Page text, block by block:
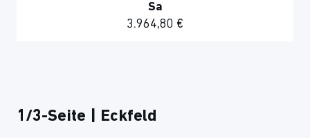
Sa
3.964,80 €
1/3-Seite | Eckfeld